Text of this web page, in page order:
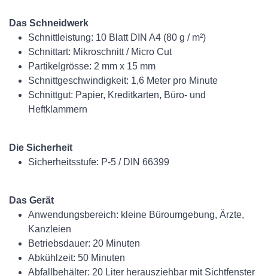
Das Schneidwerk
Schnittleistung: 10 Blatt DIN A4 (80 g / m²)
Schnittart: Mikroschnitt / Micro Cut
Partikelgrösse: 2 mm x 15 mm
Schnittgeschwindigkeit: 1,6 Meter pro Minute
Schnittgut: Papier, Kreditkarten, Büro- und
Heftklammern
Die Sicherheit
Sicherheitsstufe: P-5 / DIN 66399
Das Gerät
Anwendungsbereich: kleine Büroumgebung, Ärzte,
Kanzleien
Betriebsdauer: 20 Minuten
Abkühlzeit: 50 Minuten
Abfallbehälter: 20 Liter herausziehbar mit Sichtfenster